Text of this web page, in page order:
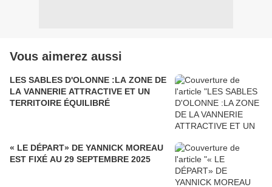
Vous aimerez aussi
LES SABLES D'OLONNE :LA ZONE DE
LA VANNERIE ATTRACTIVE ET UN
TERRITOIRE ÉQUILIBRÉ
« LE DÉPART» DE YANNICK MOREAU
EST FIXÉ AU 29 SEPTEMBRE 2025